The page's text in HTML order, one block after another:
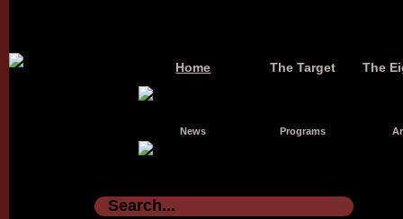
Home The Target The
News Programs